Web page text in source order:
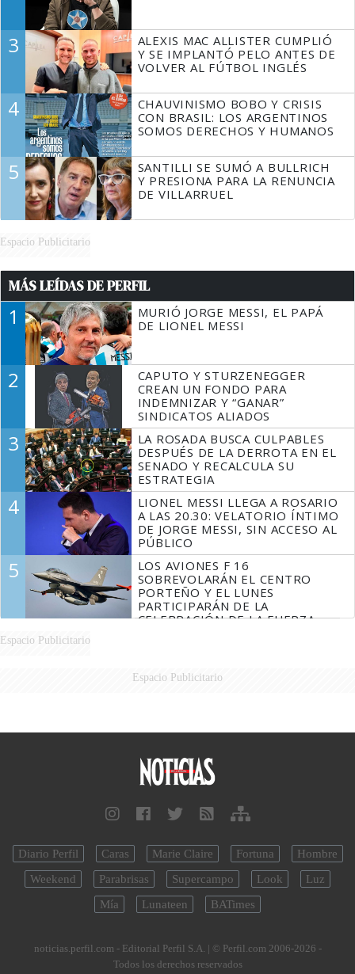
3
ALEXIS MAC ALLISTER CUMPLIÓ
Y SE IMPLANTÓ PELO ANTES DE
VOLVER AL FÚTBOL INGLÉS
4
CHAUVINISMO BOBO Y CRISIS
CON BRASIL: LOS ARGENTINOS
SOMOS DERECHOS Y HUMANOS
5
SANTILLI SE SUMÓ A BULLRICH
Y PRESIONA PARA LA RENUNCIA
DE VILLARRUEL
Espacio Publicitario
MÁS LEÍDAS DE PERFIL
1
MURIÓ JORGE MESSI, EL PAPÁ
DE LIONEL MESSI
2
CAPUTO Y STURZENEGGER
CREAN UN FONDO PARA
INDEMNIZAR Y “GANAR”
SINDICATOS ALIADOS
3
LA ROSADA BUSCA CULPABLES
DESPUÉS DE LA DERROTA EN EL
SENADO Y RECALCULA SU
ESTRATEGIA
4
LIONEL MESSI LLEGA A ROSARIO
A LAS 20.30: VELATORIO ÍNTIMO
DE JORGE MESSI, SIN ACCESO AL
PÚBLICO
5
LOS AVIONES F 16
SOBREVOLARÁN EL CENTRO
PORTEÑO Y EL LUNES
PARTICIPARÁN DE LA
CELEBRACIÓN DE LA FUERZA
Espacio Publicitario
Espacio Publicitario
Diario Perfil Caras Marie Claire Fortuna
Hombre
Weekend
Parabrisas Supercampo Look
Luz
Mía
Lunateen BATimes
noticias.perfil.com - Editorial Perfil S.A. | © Perfil.com 2006-2026 -
Todos los derechos reservados